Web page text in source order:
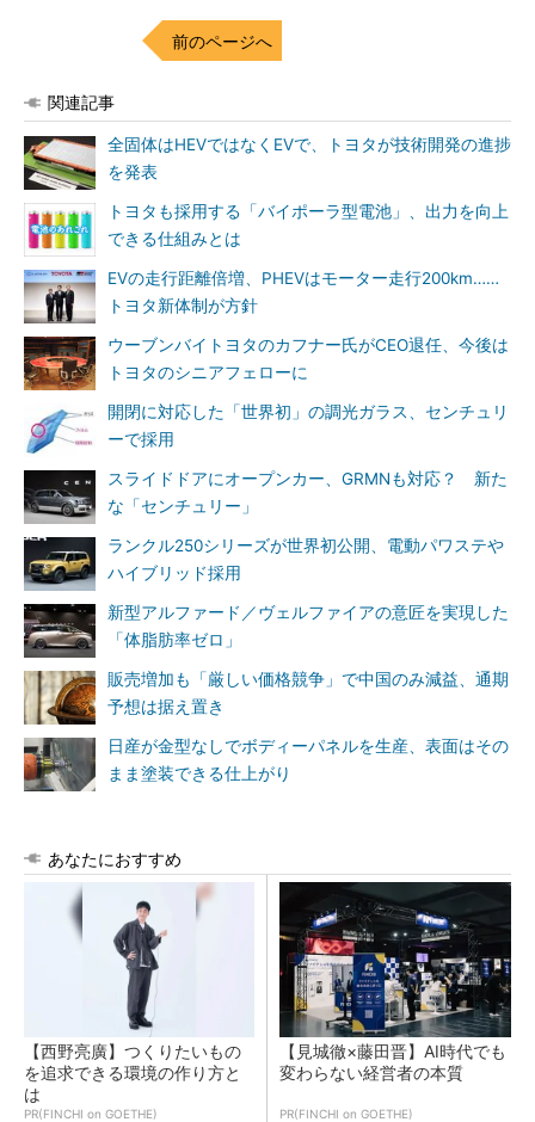
前のページへ
関連記事
全固体はHEVではなくEVで、トヨタが技術開発の進捗
を発表
トヨタも採用する「バイポーラ型電池」、出力を向上
できる仕組みとは
EVの走行距離倍増、PHEVはモーター走行200km……
トヨタ新体制が方針
ウーブンバイトヨタのカフナー氏がCEO退任、今後は
トヨタのシニアフェローに
開閉に対応した「世界初」の調光ガラス、センチュリ
ーで採用
スライドドアにオープンカー、GRMNも対応？ 新た
な「センチュリー」
ランクル250シリーズが世界初公開、電動パワステや
ハイブリッド採用
新型アルファード／ヴェルファイアの意匠を実現した
「体脂肪率ゼロ」
販売増加も「厳しい価格競争」で中国のみ減益、通期
予想は据え置き
日産が金型なしでボディーパネルを生産、表面はその
まま塗装できる仕上がり
あなたにおすすめ
【西野亮廣】つくりたいもの
を追求できる環境の作り方と
は
PR(FINCHI on GOETHE)
【見城徹×藤田晋】AI時代でも
変わらない経営者の本質
PR(FINCHI on GOETHE)